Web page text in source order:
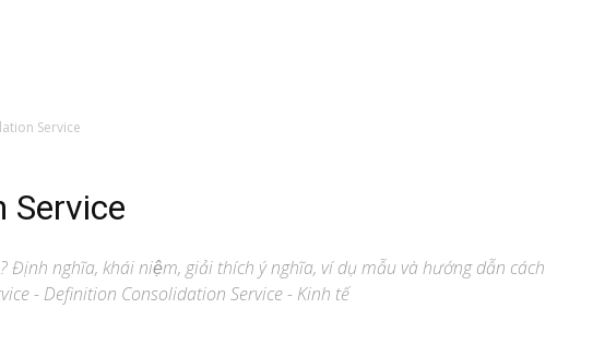
Service
Service
Định nghĩa, khái niệm, giải thích ý nghĩa, ví dụ mẫu và hướng dẫn cách
- Definition Consolidation Service - Kinh tế